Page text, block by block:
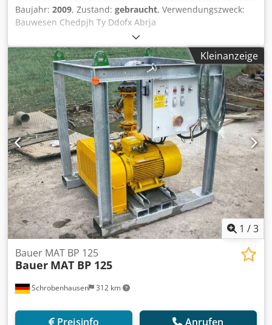
Baujahr: 2009, Zustand: gebraucht, Verwendungszweck:
Bauwesen Chedpjh Ty Ddofx Abrja
Mehrwertsteuer/Differenzbesteuerung: Mehrwertsteuer
abzugsfähig Wenden Sie sich an Mohamad Fattah Ahmad,
um weitere Informationen zu erhalten. BAUER Kellystange
BK 25/343/3/21m
Kleinanzeige
1 /3
Schrobenhausen 312 km
Bauer MAT BP 125
Bauer MAT BP 125
Preisinfo Anrufen